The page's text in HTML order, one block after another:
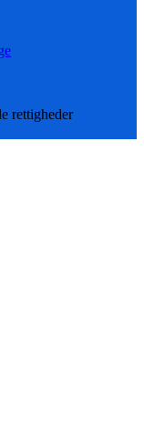
rettigheder